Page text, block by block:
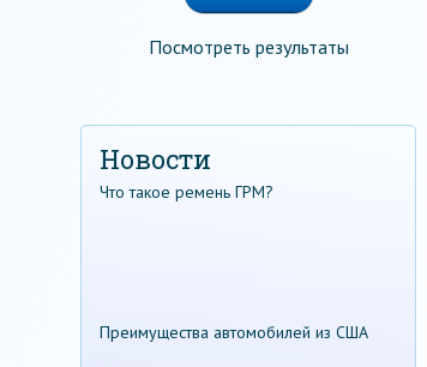
Посмотреть результаты
Новости
Что такое ремень ГРМ?
Преимущества автомобилей из США